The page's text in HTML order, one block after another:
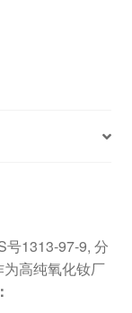
号1313-97-9, 分
高纯氧化钕厂